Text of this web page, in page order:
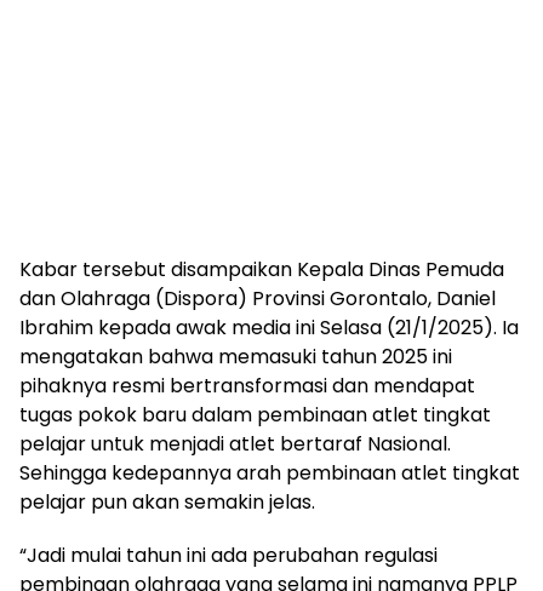
Kabar tersebut disampaikan Kepala Dinas Pemuda
dan Olahraga (Dispora) Provinsi Gorontalo, Daniel
Ibrahim kepada awak media ini Selasa (21/1/2025). Ia
mengatakan bahwa memasuki tahun 2025 ini
pihaknya resmi bertransformasi dan mendapat
tugas pokok baru dalam pembinaan atlet tingkat
pelajar untuk menjadi atlet bertaraf Nasional.
Sehingga kedepannya arah pembinaan atlet tingkat
pelajar pun akan semakin jelas.
“Jadi mulai tahun ini ada perubahan regulasi
pembinaan olahraga yang selama ini namanya PPLP